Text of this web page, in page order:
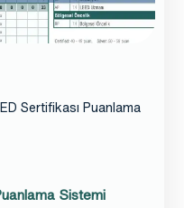
Sertifikası Puanlama
Sistemi